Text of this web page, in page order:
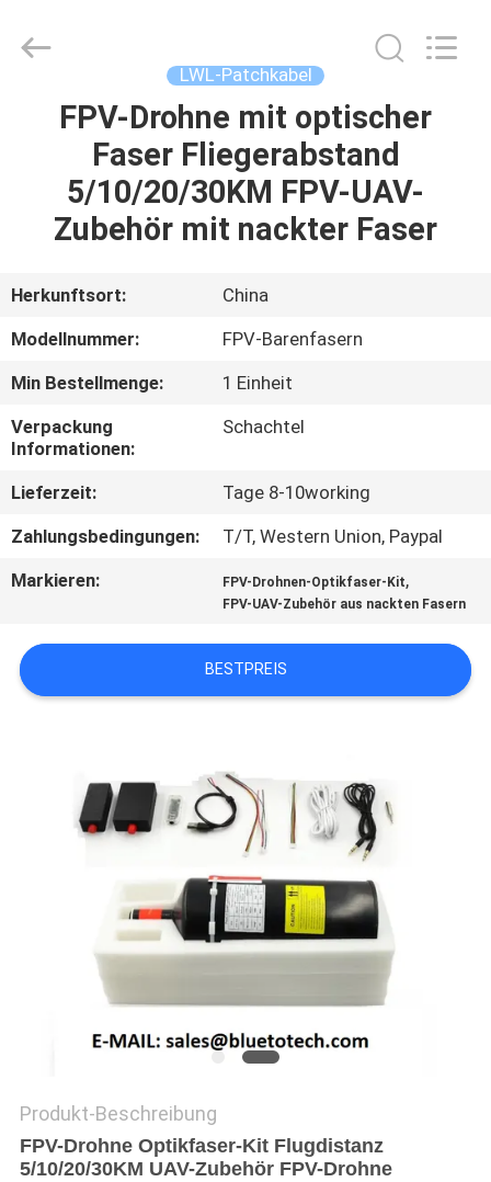
HAUS
PRODUKTE
UNS
AUSFLUG
TRETEN
SIE
UNS
IN
NACHRICHTEN
SITEMAP
POLICY
LWL-Patchkabel
FPV-Drohne mit optischer
Faser Fliegerabstand
5/10/20/30KM FPV-UAV-
Zubehör mit nackter Faser
Herkunftsort:
China
Modellnummer:
FPV-Barenfasern
Min Bestellmenge:
1 Einheit
Verpackung
Informationen:
Schachtel
Lieferzeit:
Tage 8-10working
Zahlungsbedingungen:
T/T, Western Union, Paypal
Markieren:
FPV-Drohnen-Optikfaser-Kit,
FPV-UAV-Zubehör aus nackten Fasern
BESTPREIS
Produkt-Beschreibung
FPV-Drohne Optikfaser-Kit Flugdistanz
5/10/20/30KM UAV-Zubehör FPV-Drohne